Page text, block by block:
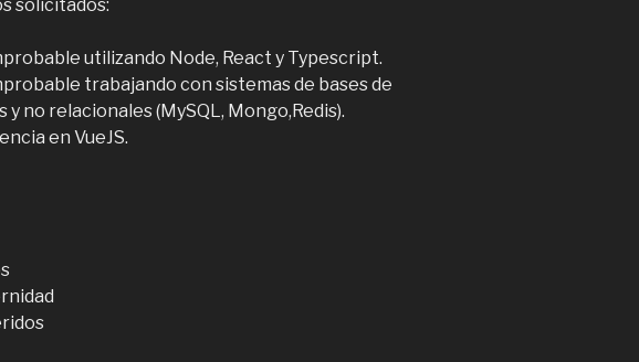
solicitados:
utilizando Node, React y Typescript.
trabajando con sistemas de bases de
no relacionales (MySQL, Mongo,Redis).
en VueJS.